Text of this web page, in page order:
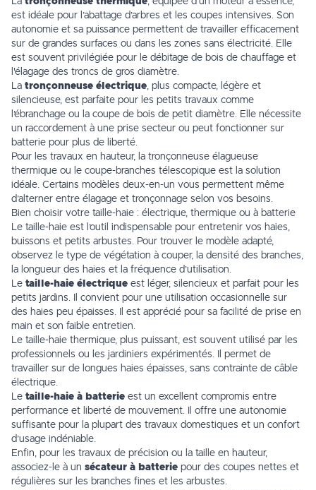
est idéale pour l’abattage d’arbres et les coupes intensives. Son
autonomie et sa puissance permettent de travailler efficacement
sur de grandes surfaces ou dans les zones sans électricité. Elle
est souvent privilégiée pour le débitage de bois de chauffage et
l'élagage des troncs de gros diamètre.
La tronçonneuse électrique, plus compacte, légère et
silencieuse, est parfaite pour les petits travaux comme
l’ébranchage ou la coupe de bois de petit diamètre. Elle nécessite
un raccordement à une prise secteur ou peut fonctionner sur
batterie pour plus de liberté.
Pour les travaux en hauteur, la tronçonneuse élagueuse
thermique ou le coupe-branches télescopique est la solution
idéale. Certains modèles deux-en-un vous permettent même
d’alterner entre élagage et tronçonnage selon vos besoins.
Bien choisir votre taille-haie : électrique, thermique ou à batterie
Le taille-haie est l’outil indispensable pour entretenir vos haies,
buissons et petits arbustes. Pour trouver le modèle adapté,
observez le type de végétation à couper, la densité des branches,
la longueur des haies et la fréquence d’utilisation.
Le taille-haie électrique est léger, silencieux et parfait pour les
petits jardins. Il convient pour une utilisation occasionnelle sur
des haies peu épaisses. Il est apprécié pour sa facilité de prise en
main et son faible entretien.
Le taille-haie thermique, plus puissant, est souvent utilisé par les
professionnels ou les jardiniers expérimentés. Il permet de
travailler sur de longues haies épaisses, sans contrainte de câble
électrique.
Le taille-haie à batterie est un excellent compromis entre
performance et liberté de mouvement. Il offre une autonomie
suffisante pour la plupart des travaux domestiques et un confort
d’usage indéniable.
Enfin, pour les travaux de précision ou la taille en hauteur,
associez-le à un sécateur à batterie pour des coupes nettes et
régulières sur les branches fines et les arbustes.